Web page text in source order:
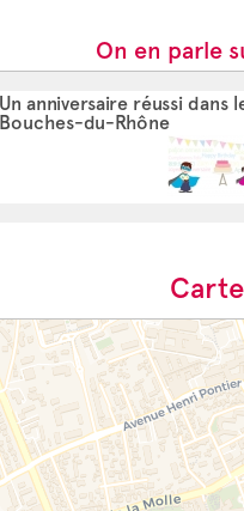
On en parle
Un anniversaire réussi dans
Bouches-du-Rhône